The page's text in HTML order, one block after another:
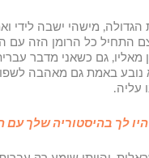
בשנת 1994, כשהייתה העלייה הרוסית
התחיל כל הרומן הזה
מאליו, גם כשאני מדבר
נובע באמת גם מאהבה
עליה.
לך בהיסטוריה שלך עם